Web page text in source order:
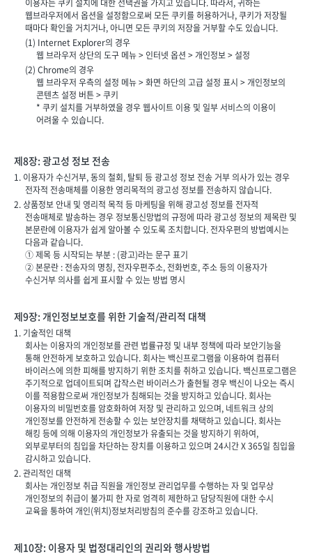
이용자는 쿠키 설치에 대한 선택권을 가지고 있습니다. 따라서, 귀하는
웹브라우저에서 옵션을 설정함으로써 모든 쿠키를 허용하거나, 쿠키가 저장될
때마다 확인을 거치거나, 아니면 모든 쿠키의 저장을 거부할 수도 있습니다.
(1) Internet Explorer의 경우
웹 브라우저 상단의 도구 메뉴 > 인터넷 옵션 > 개인정보 > 설정
(2) Chrome의 경우
웹 브라우저 우측의 설정 메뉴 > 화면 하단의 고급 설정 표시 > 개인정보의
콘텐츠 설정 버튼 > 쿠키
* 쿠키 설치를 거부하였을 경우 웹사이트 이용 및 일부 서비스의 이용이
어려울 수 있습니다.
제8장: 광고성 정보 전송
1. 이용자가 수신거부, 동의 철회, 탈퇴 등 광고성 정보 전송 거부 의사가 있는 경우
전자적 전송매체를 이용한 영리목적의 광고성 정보를 전송하지 않습니다.
2. 상품정보 안내 및 영리적 목적 등 마케팅을 위해 광고성 정보를 전자적
전송매체로 발송하는 경우 정보통신망법의 규정에 따라 광고성 정보의 제목란 및
본문란에 이용자가 쉽게 알아볼 수 있도록 조치합니다. 전자우편의 방법예시는
다음과 같습니다.
① 제목 등 시작되는 부분 : (광고)라는 문구 표기
② 본문란 : 전송자의 명칭, 전자우편주소, 전화번호, 주소 등의 이용자가
수신거부 의사를 쉽게 표시할 수 있는 방법 명시
제9장: 개인정보보호를 위한 기술적/관리적 대책
1. 기술적인 대책
회사는 이용자의 개인정보를 관련 법률규정 및 내부 정책에 따라 보안기능을
통해 안전하게 보호하고 있습니다. 회사는 백신프로그램을 이용하여 컴퓨터
바이러스에 의한 피해를 방지하기 위한 조치를 취하고 있습니다. 백신프로그램은
주기적으로 업데이트되며 갑작스런 바이러스가 출현될 경우 백신이 나오는 즉시
이를 적용함으로써 개인정보가 침해되는 것을 방지하고 있습니다. 회사는
이용자의 비밀번호를 암호화하여 저장 및 관리하고 있으며, 네트워크 상의
개인정보를 안전하게 전송할 수 있는 보안장치를 채택하고 있습니다. 회사는
해킹 등에 의해 이용자의 개인정보가 유출되는 것을 방지하기 위하여,
외부로부터의 침입을 차단하는 장치를 이용하고 있으며 24시간 X 365일 침입을
감시하고 있습니다.
2. 관리적인 대책
회사는 개인정보 취급 직원을 개인정보 관리업무를 수행하는 자 및 업무상
개인정보의 취급이 불가피 한 자로 엄격히 제한하고 담당직원에 대한 수시
교육을 통하여 개인(위치)정보처리방침의 준수를 강조하고 있습니다.
제10장: 이용자 및 법정대리인의 권리와 행사방법